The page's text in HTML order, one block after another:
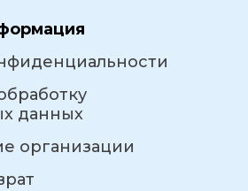
данных
организации